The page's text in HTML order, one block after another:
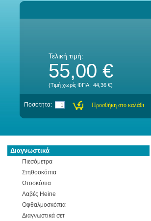
Τελική τιμή:
55,00 €
(Τιμή χωρίς ΦΠΑ : 44,36 €)
Ποσότητα:
Διαγνωστικά
Πιεσόμετρα
Στηθοσκόπια
Ωτοσκόπια
Λαβές Heine
Οφθαλμοσκόπια
Διαγνωστικά σετ